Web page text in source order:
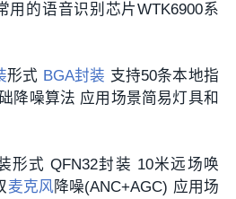
用的语音识别芯片WTK6900系
形式 BGA封装 支持50条本地指
降噪算法 应用场景简易灯具和
形式 QFN32封装 10米远场唤
麦克风降噪(ANC+AGC) 应用场